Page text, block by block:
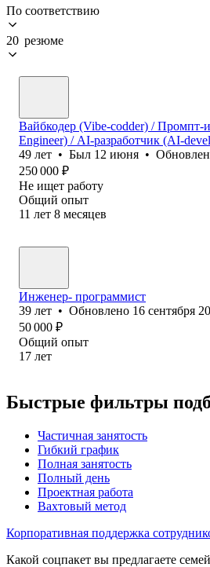
По соответствию
20 резюме
Вайбкодер (Vibe-codder) / Промпт-
Engineer) / AI-разработчик (AI-
49 лет • Был 12 июня •
250 000 ₽
Не ищет работу
Общий опыт
11 лет 8 месяцев
Инженер- программист
39 лет • Обновлено 16 сентября
50 000 ₽
Общий опыт
17 лет
Быстрые фильтры
Частичная занятость
Гибкий график
Полная занятость
Полный день
Проектная работа
Вахтовый метод
Корпоративная поддержка
Какой соцпакет вы предлагаете